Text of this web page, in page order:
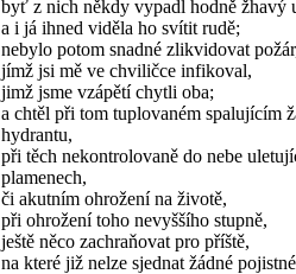
byť z nich někdy vypadl hodně žhavý
a i já ihned viděla ho svítit rudě;
nebylo potom snadné zlikvidovat
jímž jsi mě ve chviličce infikoval,
jimž jsme vzápětí chytli oba;
a chtěl při tom tuplovaném spalujícím
hydrantu,
při těch nekontrolovaně do nebe
plamenech,
či akutním ohrožení na životě,
při ohrožení toho nevyššího stupně,
ještě něco zachraňovat pro příště,
na které již nelze sjednat žádné